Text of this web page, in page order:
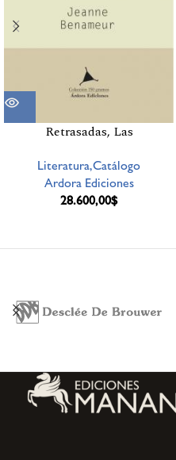
Retrasadas, Las
Literatura,Catálogo
Ardora Ediciones
28.600,00$